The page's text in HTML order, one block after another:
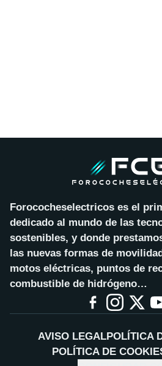
Forococheselectricos es el
dedicado al mundo de las
sostenibles, y donde
las nuevas formas de
motos eléctricas, puntos de
combustible de hidrógeno…
AVISO LEGALPOLÍTICA
POLÍTICA DE